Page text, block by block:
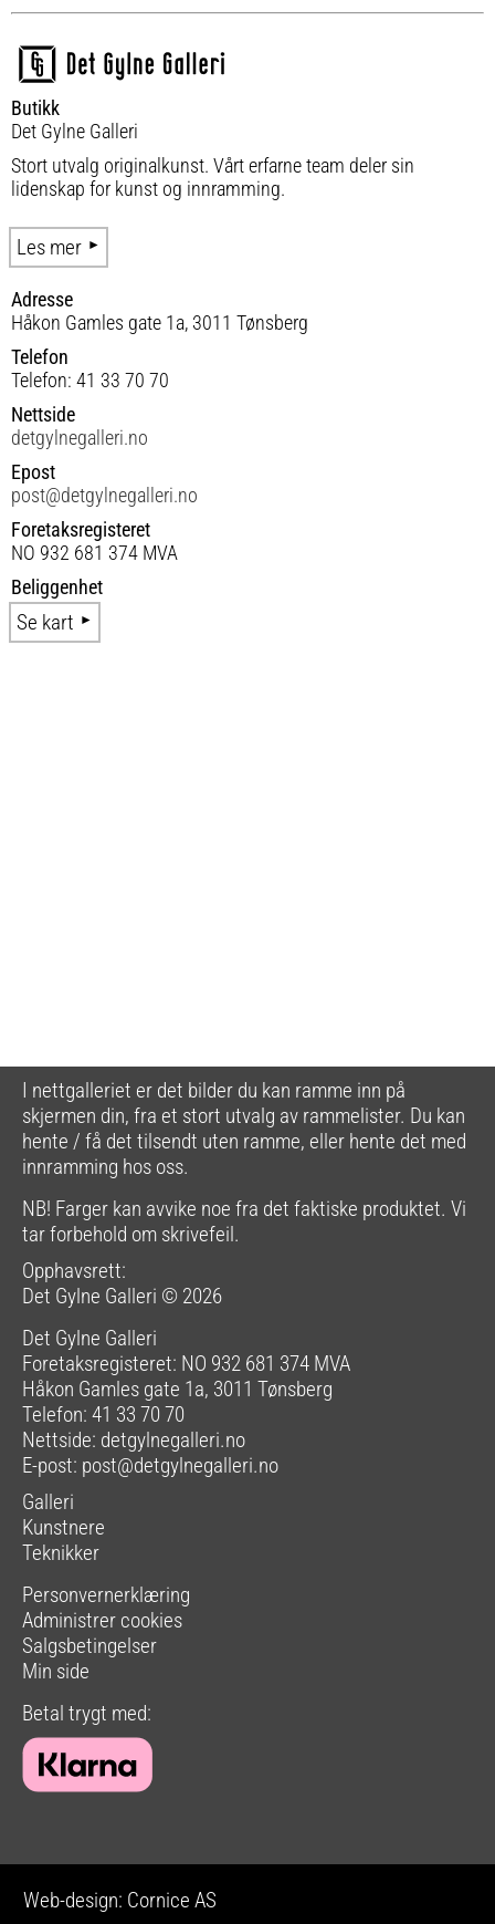
Butikk
Det Gylne Galleri
Stort utvalg originalkunst. Vårt erfarne team deler sin
lidenskap for kunst og innramming.
Les mer
Adresse
Håkon Gamles gate 1a, 3011 Tønsberg
Telefon
Telefon: 41 33 70 70
Nettside
detgylnegalleri.no
Epost
post@detgylnegalleri.no
Foretaksregisteret
NO 932 681 374 MVA
Beliggenhet
Se kart
I nettgalleriet er det bilder du kan ramme inn på
skjermen din, fra et stort utvalg av rammelister. Du kan
hente / få det tilsendt uten ramme, eller hente det med
innramming hos oss.
NB! Farger kan avvike noe fra det faktiske produktet. Vi
tar forbehold om skrivefeil.
Opphavsrett:
Det Gylne Galleri © 2026
Det Gylne Galleri
Foretaksregisteret: NO 932 681 374 MVA
Håkon Gamles gate 1a, 3011 Tønsberg
Telefon: 41 33 70 70
Nettside: detgylnegalleri.no
E-post: post@detgylnegalleri.no
Galleri
Kunstnere
Teknikker
Personvernerklæring
Administrer cookies
Salgsbetingelser
Min side
Betal trygt med:
Web-design: Cornice AS